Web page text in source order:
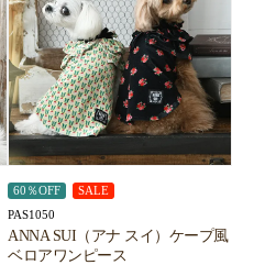
60％OFF SALE
PAS1050
ANNA SUI（アナ スイ）ケープ風
ベロアワンピース